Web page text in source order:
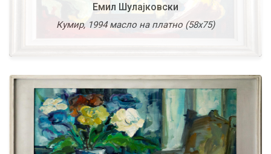
Емил Шулајковски
Кумир, 1994 масло на платно (58х75)
Коле Манев
Мртва природа, масло на платно (54х65)